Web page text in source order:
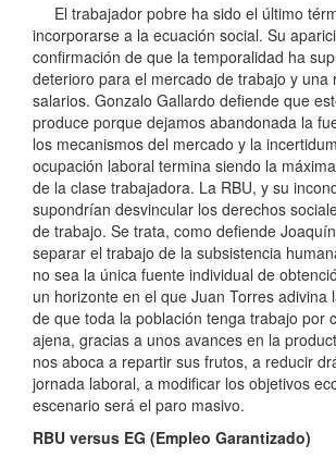
El trabajador pobre ha sido el último
incorporarse a la ecuación social. Su
confirmación de que la temporalidad ha
deterioro para el mercado de trabajo y una
salarios. Gonzalo Gallardo defiende que
produce porque dejamos abandonada la
los mecanismos del mercado y la
ocupación laboral termina siendo la
de la clase trabajadora. La RBU, y su
supondrían desvincular los derechos
de trabajo. Se trata, como defiende
separar el trabajo de la subsistencia
no sea la única fuente individual de
un horizonte en el que Juan Torres adivina
de que toda la población tenga trabajo por
ajena, gracias a unos avances en la
nos aboca a repartir sus frutos, a reducir
jornada laboral, a modificar los objetivos
escenario será el paro masivo.
RBU versus EG (Empleo Garantizado)